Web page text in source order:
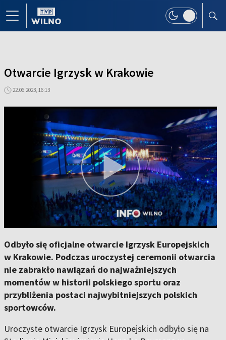
Otwarcie Igrzysk w Krakowie
22.06.2023, 16:13
Odbyło się oficjalne otwarcie Igrzysk Europejskich
w Krakowie. Podczas uroczystej ceremonii otwarcia
nie zabrakło nawiązań do najważniejszych
momentów w historii polskiego sportu oraz
przybliżenia postaci najwybitniejszych polskich
sportowców.
Uroczyste otwarcie Igrzysk Europejskich odbyło się na